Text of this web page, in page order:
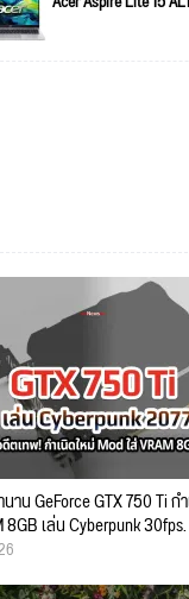
น GeForce GTX 750 Ti ก
8GB เล่น Cyberpunk 30fps.